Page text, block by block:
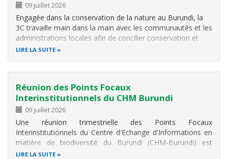
09 juillet 2026
Engagée dans la conservation de la nature au Burundi, la
3C travaille main dans la main avec les communautés et les
administrations locales afin de concilier conservation et
développement communautaire. Elle a pour objectif de
LIRE LA SUITE
Réunion des Points Focaux
Interinstitutionnels du CHM Burundi
09 juillet 2026
Une réunion trimestrielle des Points Focaux
Interinstitutionnels du Centre d'Echange d'Informations en
matière de biodiversité du Burundi (CHM-Burundi) est
organisée le jeudi 9 juillet 2026 à Jabe au Centre de
LIRE LA SUITE